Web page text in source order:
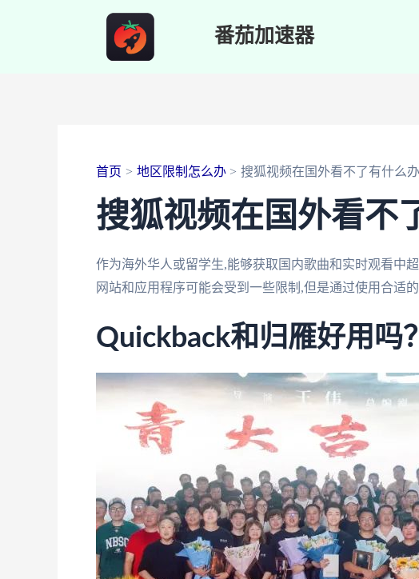
番茄加速器
首页 地区限制怎么办 搜狐视频在国外看不了有什么
搜狐视频在国外看不
作为海外华人或留学生,能够获取国内歌曲和实时观看中
网站和应用程序可能会受到一些限制,但是通过使用合适
Quickback和归雁好用吗？